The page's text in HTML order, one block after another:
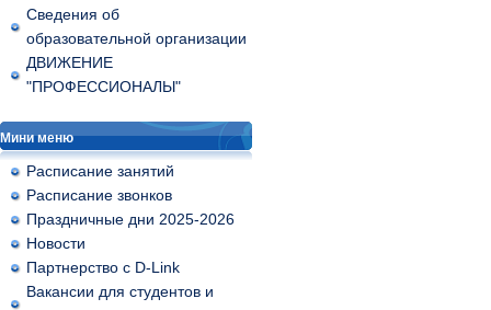
Сведения об
образовательной организации
ДВИЖЕНИЕ
"ПРОФЕССИОНАЛЫ"
Мини меню
Расписание занятий
Расписание звонков
Праздничные дни 2025-2026
Новости
Партнерство с D-Link
Вакансии для студентов и